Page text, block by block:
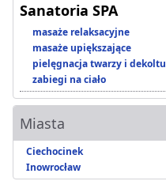
Sanatoria SPA
masaże relaksacyjne
masaże upiększające
pielęgnacja twarzy i dekoltu
zabiegi na ciało
Miasta
Ciechocinek
Inowrocław